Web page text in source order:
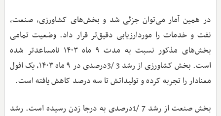
در همین آمار می‌توان جزئی شد و بخش‌های کشاورزی، صنعت،
نفت و خدمات را موردارزیابی دقیق‌تر قرار داد. وضعیت تمامی
بخش‌های مذکور نسبت به مدت ۹ ماه ۱۴۰۳ نامساعدتر شده
است. بخش کشاورزی از رشد 3 /3درصدی در ۹ ماه ۱۴۰۳، یک افول
معنا‌دار را تجربه کرده و تولیداتش تا سه درصد کاهش یافته است.
بخش صنعت از رشد 7 /1درصدی به درجا زدن رسیده است. رشد